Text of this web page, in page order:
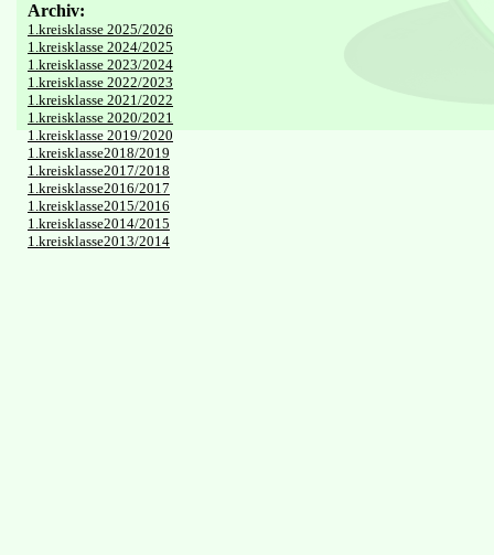
Archiv:
1.kreisklasse 2025/2026
1.kreisklasse 2024/2025
1.kreisklasse 2023/2024
1.kreisklasse 2022/2023
1.kreisklasse 2021/2022
1.kreisklasse 2020/2021
1.kreisklasse 2019/2020
1.kreisklasse2018/2019
1.kreisklasse2017/2018
1.kreisklasse2016/2017
1.kreisklasse2015/2016
1.kreisklasse2014/2015
1.kreisklasse2013/2014